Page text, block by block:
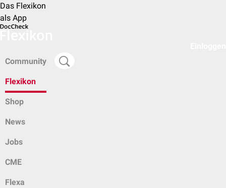
Das Flexikon
als App
Community
Flexikon
Shop
News
Jobs
CME
Flexa